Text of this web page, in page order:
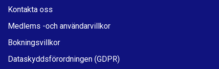
Kontakta oss
Medlems -och användarvillkor
Bokningsvillkor
Dataskyddsförordningen (GDPR)